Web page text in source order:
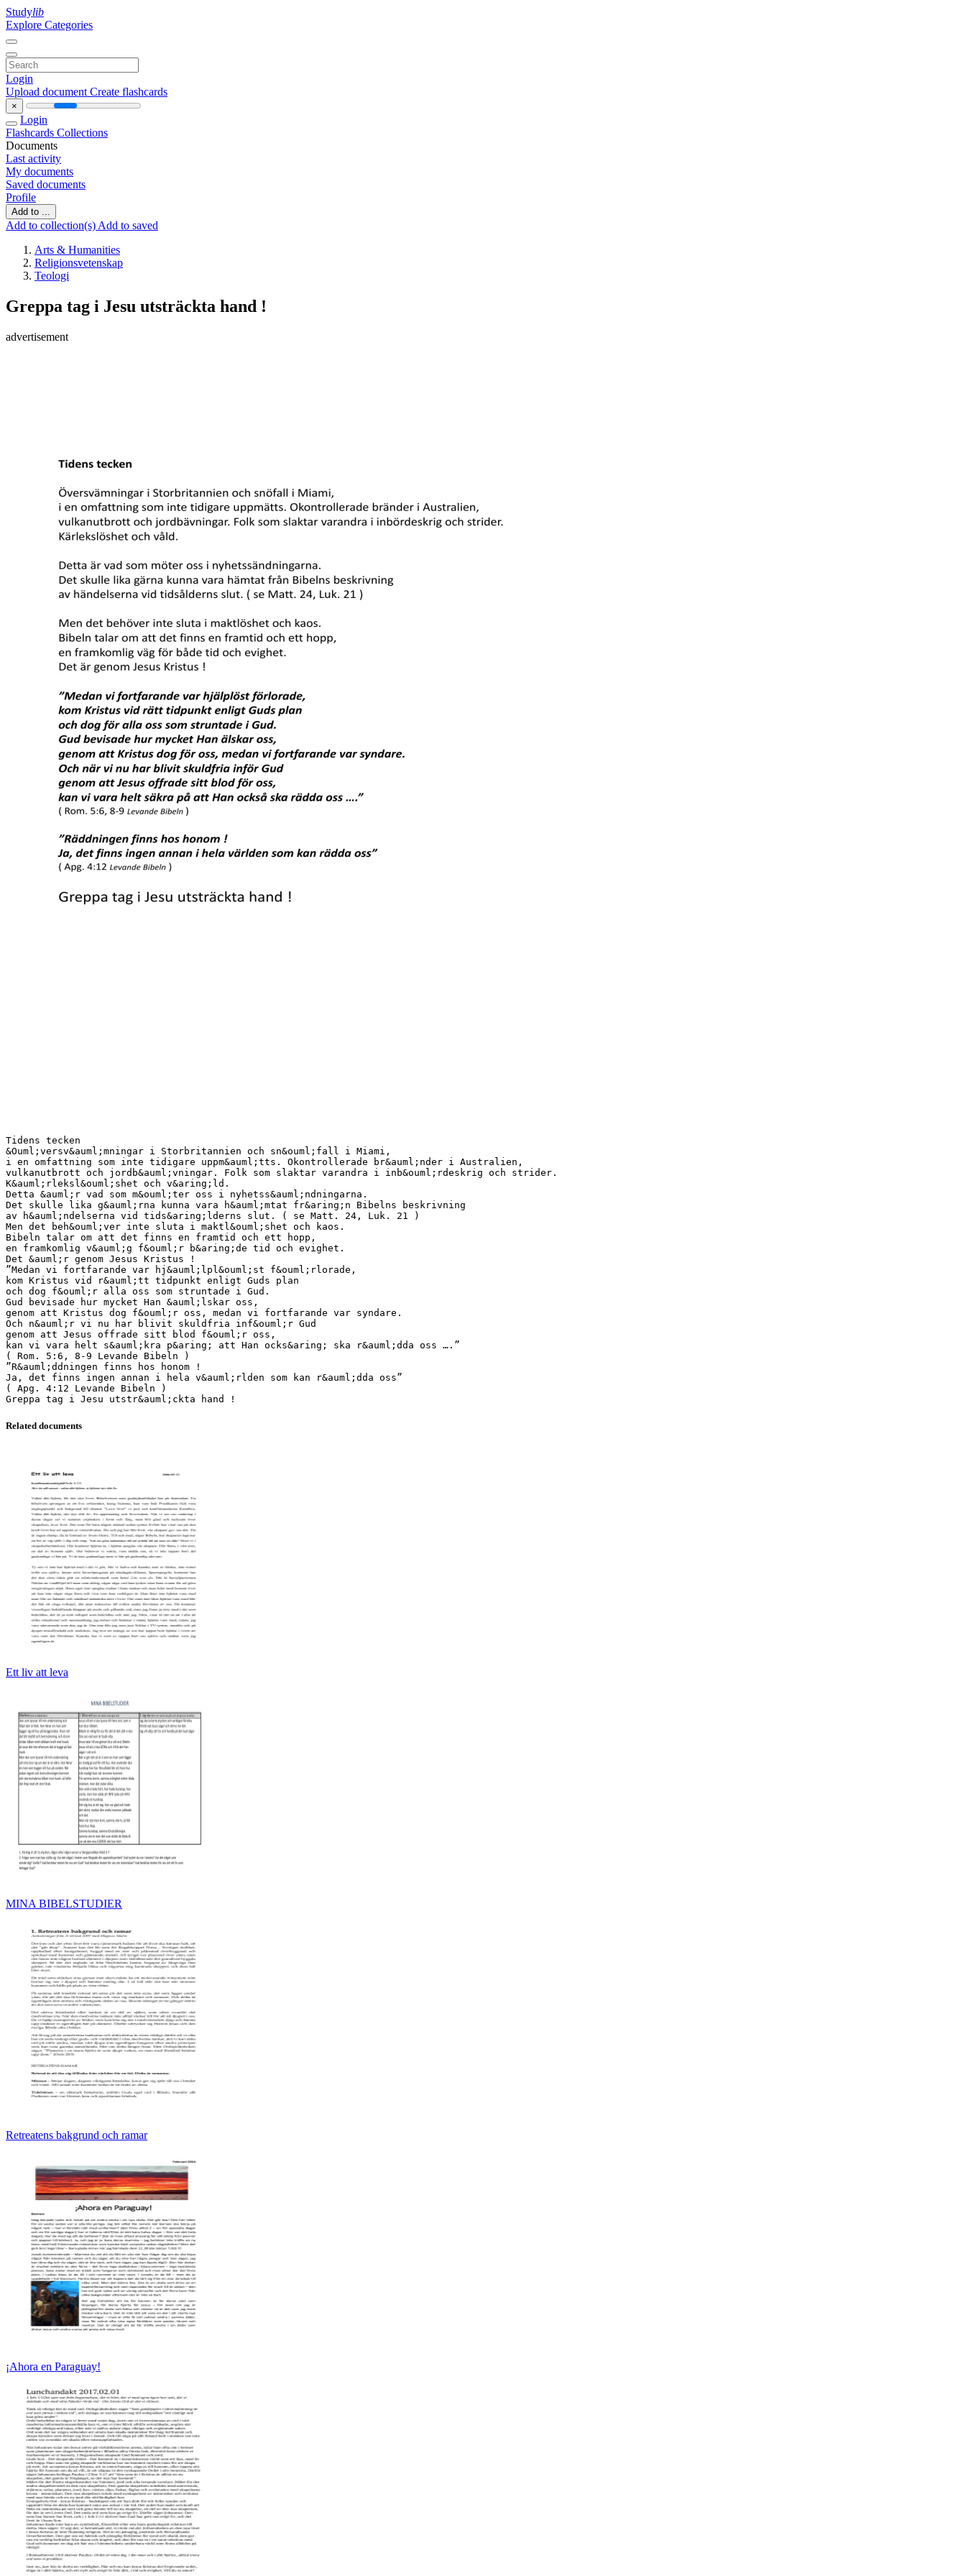
Studylib
Explore Categories
Login
Upload document Create flashcards
×
Login
Flashcards Collections
Documents
Last activity
My documents
Saved documents
Profile
Add to ...
Add to collection(s) Add to saved
Arts & Humanities
Religionsvetenskap
Teologi
Greppa tag i Jesu utsträckta hand !
advertisement
Tidens tecken
&Ouml;versv&auml;mningar i Storbritannien och sn&ouml;fall i Miami,
i en omfattning som inte tidigare uppm&auml;tts. Okontrollerade br&auml;nder i Australien,
vulkanutbrott och jordb&auml;vningar. Folk som slaktar varandra i inb&ouml;rdeskrig och strider.
K&auml;rleksl&ouml;shet och v&aring;ld.
Detta &auml;r vad som m&ouml;ter oss i nyhetss&auml;ndningarna.
Det skulle lika g&auml;rna kunna vara h&auml;mtat fr&aring;n Bibelns beskrivning
av h&auml;ndelserna vid tids&aring;lderns slut. ( se Matt. 24, Luk. 21 )
Men det beh&ouml;ver inte sluta i maktl&ouml;shet och kaos.
Bibeln talar om att det finns en framtid och ett hopp,
en framkomlig v&auml;g f&ouml;r b&aring;de tid och evighet.
Det &auml;r genom Jesus Kristus !
”Medan vi fortfarande var hj&auml;lpl&ouml;st f&ouml;rlorade,
kom Kristus vid r&auml;tt tidpunkt enligt Guds plan
och dog f&ouml;r alla oss som struntade i Gud.
Gud bevisade hur mycket Han &auml;lskar oss,
genom att Kristus dog f&ouml;r oss, medan vi fortfarande var syndare.
Och n&auml;r vi nu har blivit skuldfria inf&ouml;r Gud
genom att Jesus offrade sitt blod f&ouml;r oss,
kan vi vara helt s&auml;kra p&aring; att Han ocks&aring; ska r&auml;dda oss ….”
( Rom. 5:6, 8-9 Levande Bibeln )
”R&auml;ddningen finns hos honom !
Ja, det finns ingen annan i hela v&auml;rlden som kan r&auml;dda oss”
( Apg. 4:12 Levande Bibeln )
Related documents
Ett liv att leva
MINA BIBELSTUDIER
Retreatens bakgrund och ramar
¡Ahora en Paraguay!